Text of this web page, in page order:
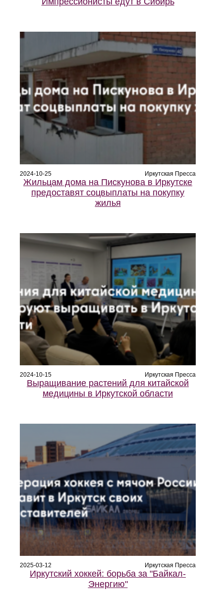
2024-10-25 Иркутская Пресса
Жильцам дома на Пискунова в Иркутске
предоставят соцвыплаты на покупку
жилья
2024-10-15 Иркутская Пресса
Выращивание растений для китайской
медицины в Иркутской области
2025-03-12 Иркутская Пресса
Иркутский хоккей: борьба за "Байкал-
Энергию"